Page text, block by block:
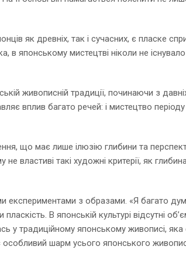
як древніх, так і сучасних, є пласке
мистецтві ніколи не існувало
живописній традиції, починаючи з
вплив багато речей: і мистецтво
що має лише ілюзію глибини та
властиві такі художні критерії, як
експериментами з образами. «Я багато
В японській культурі відсутні
у традиційному японському живописі,
шарм усього японського